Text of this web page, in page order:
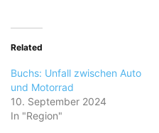
Related
Buchs: Unfall zwischen Auto
und Motorrad
10. September 2024
In "Region"